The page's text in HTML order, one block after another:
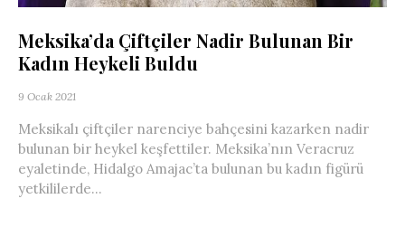
Meksika’da Çiftçiler Nadir Bulunan Bir
Kadın Heykeli Buldu
9 Ocak 2021
Meksikalı çiftçiler narenciye bahçesini kazarken nadir
bulunan bir heykel keşfettiler. Meksika’nın Veracruz
eyaletinde, Hidalgo Amajac’ta bulunan bu kadın figürü
yetkililerde...